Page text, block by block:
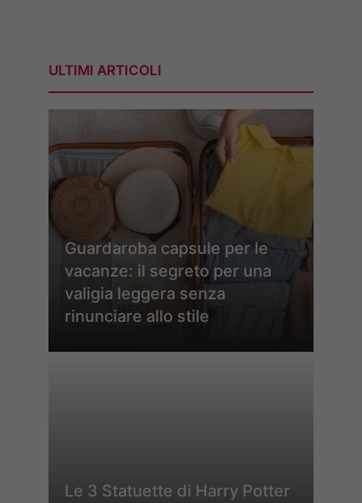
ULTIMI ARTICOLI
Guardaroba capsule per le
vacanze: il segreto per una
valigia leggera senza
rinunciare allo stile
Le 3 Statuette di Harry Potter